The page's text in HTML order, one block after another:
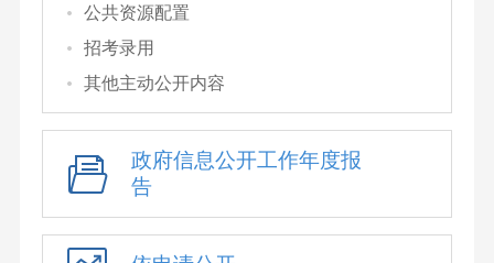
公共资源配置
招考录用
其他主动公开内容
政府信息公开工作年度报
告